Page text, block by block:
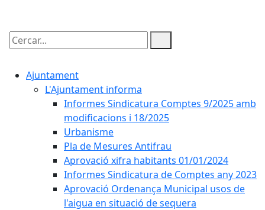
Cercar:
Ajuntament
L'Ajuntament informa
Informes Sindicatura Comptes 9/2025 amb
modificacions i 18/2025
Urbanisme
Pla de Mesures Antifrau
Aprovació xifra habitants 01/01/2024
Informes Sindicatura de Comptes any 2023
Aprovació Ordenança Municipal usos de
l'aigua en situació de sequera